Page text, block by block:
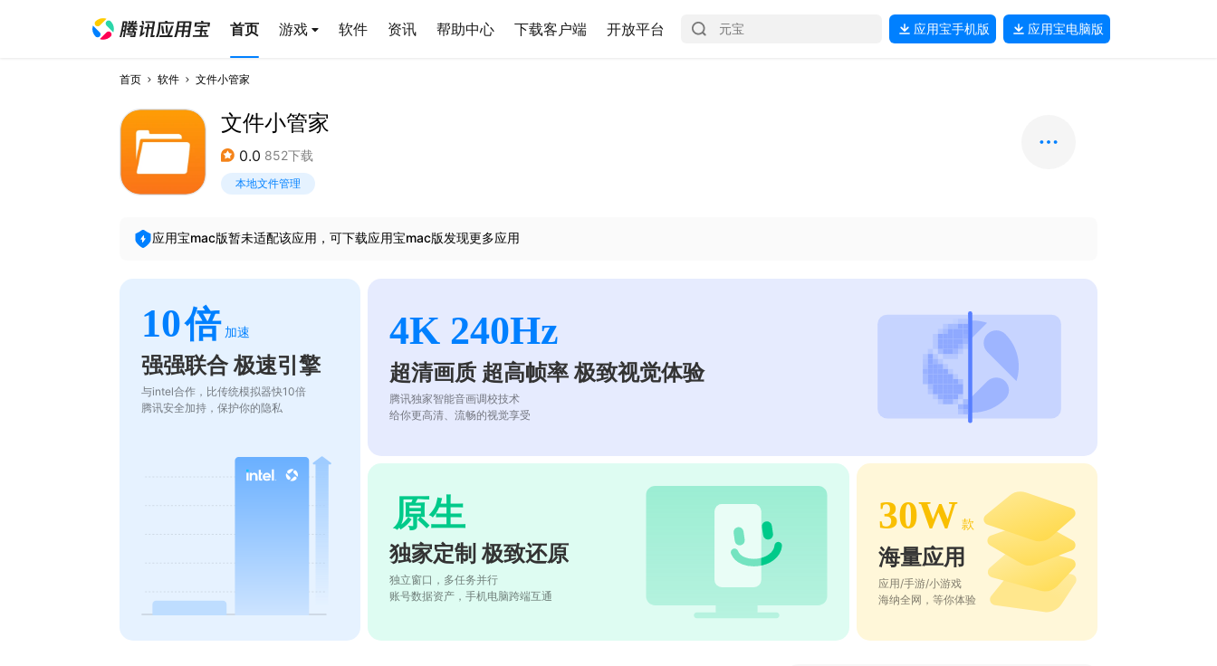
首页 游戏 软件 资讯 帮助中心 下载客户端 开放平台 应用宝手机版 应用宝电脑版
首页 软件 文件小管家
文件小管家
0.0 852下载
本地文件管理
应用宝mac版暂未适配该应用，可下载应用宝mac版发现更多应用
10倍 加速
强强联合 极速引擎
与intel合作，比传统模拟器快10倍
腾讯安全加持，保护你的隐私
4K 240Hz
超清画质 超高帧率 极致视觉体验
腾讯独家智能音画调校技术
给你更高清、流畅的视觉享受
原生
独家定制 极致还原
独立窗口，多任务并行
账号数据资产，手机电脑跨端互通
30W 款
海量应用
应用/手游/小游戏
海纳全网，等你体验